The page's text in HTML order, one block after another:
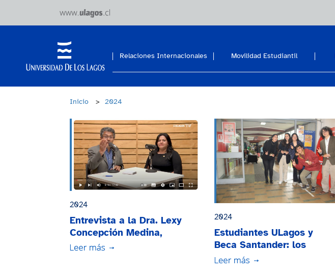
Relaciones Internacionales Movilidad Estudiantil
Inicio > 2024
2024
Entrevista a la Dra. Lexy
Concepción Medina,
Rectora U. Pedagógica
2024
Estudiantes ULagos y
Beca Santander: los
sueños se hacen realidad